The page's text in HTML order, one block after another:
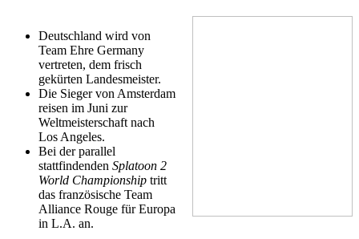
Deutschland wird von
Team Ehre Germany
vertreten, dem frisch
gekürten Landesmeister.
Die Sieger von Amsterdam
reisen im Juni zur
Weltmeisterschaft nach
Los Angeles.
Bei der parallel
stattfindenden Splatoon 2
World Championship tritt
das französische Team
Alliance Rouge für Europa
in L.A. an.